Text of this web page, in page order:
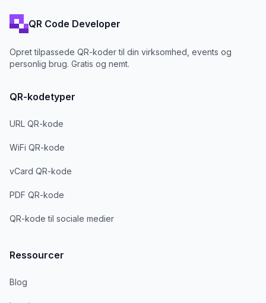
QR Code Developer
Opret tilpassede QR-koder til din virksomhed, events og
personlig brug. Gratis og nemt.
QR-kodetyper
URL QR-kode
WiFi QR-kode
vCard QR-kode
PDF QR-kode
QR-kode til sociale medier
Ressourcer
Blog